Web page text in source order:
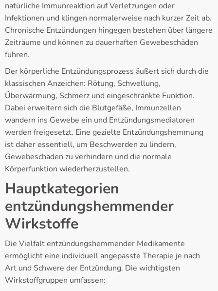
natürliche Immunreaktion auf Verletzungen oder
Infektionen und klingen normalerweise nach kurzer Zeit ab.
Chronische Entzündungen hingegen bestehen über längere
Zeiträume und können zu dauerhaften Gewebeschäden
führen.
Der körperliche Entzündungsprozess äußert sich durch die
klassischen Anzeichen: Rötung, Schwellung,
Überwärmung, Schmerz und eingeschränkte Funktion.
Dabei erweitern sich die Blutgefäße, Immunzellen
wandern ins Gewebe ein und Entzündungsmediatoren
werden freigesetzt. Eine gezielte Entzündungshemmung
ist daher essentiell, um Beschwerden zu lindern,
Gewebeschäden zu verhindern und die normale
Körperfunktion wiederherzustellen.
Hauptkategorien
entzündungshemmender
Wirkstoffe
Die Vielfalt entzündungshemmender Medikamente
ermöglicht eine individuell angepasste Therapie je nach
Art und Schwere der Entzündung. Die wichtigsten
Wirkstoffgruppen umfassen: